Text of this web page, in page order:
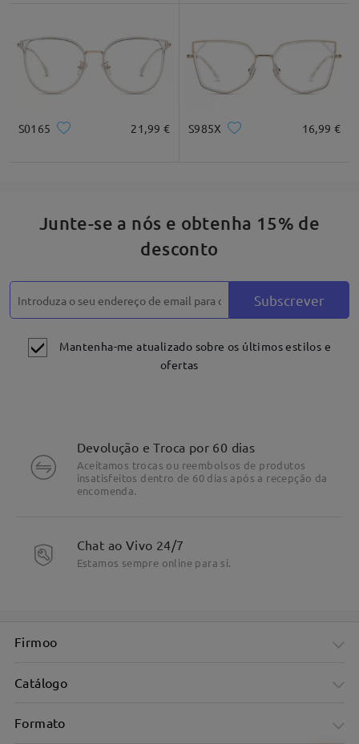
Quadrado Redondo Coração Diamante Oval
*Apenas para referênica
S0165 21,99 € S985X 16,99 €
Junte-se a nós e obtenha 15% de
desconto
Subscrever
Mantenha-me atualizado sobre os últimos estilos e
ofertas
Devolução e Troca por 60 dias
Aceitamos trocas ou reembolsos de produtos
insatisfeitos dentro de 60 dias após a recepção da
encomenda.
Chat ao Vivo 24/7
Estamos sempre online para si.
Firmoo
Catálogo
Formato